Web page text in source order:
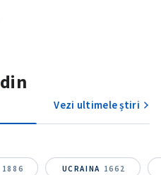
на русском
din
Vezi ultimele știri
1886 UCRAINA 1662